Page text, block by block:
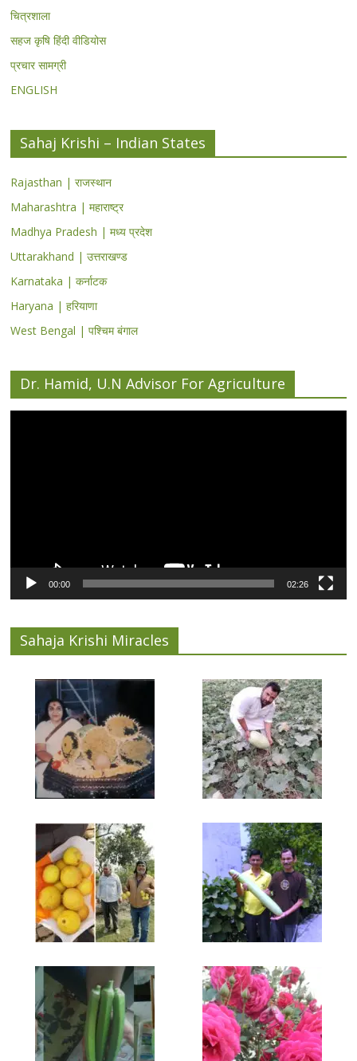
चित्रशाला
सहज कृषि हिंदी वीडियोस
प्रचार सामग्री
ENGLISH
Sahaj Krishi – Indian States
Rajasthan | राजस्थान
Maharashtra | महाराष्ट्र
Madhya Pradesh | मध्य प्रदेश
Uttarakhand | उत्तराखण्ड
Karnataka | कर्नाटक
Haryana | हरियाणा
West Bengal | पश्चिम बंगाल
Dr. Hamid, U.N Advisor For Agriculture
00:00 02:26
Sahaja Krishi Miracles